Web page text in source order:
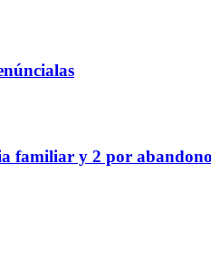
familiar y 2 por